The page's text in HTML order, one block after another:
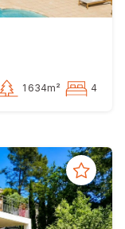
1 634m² 4